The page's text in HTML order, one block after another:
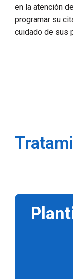
en la atención
programar su
cuidado de sus